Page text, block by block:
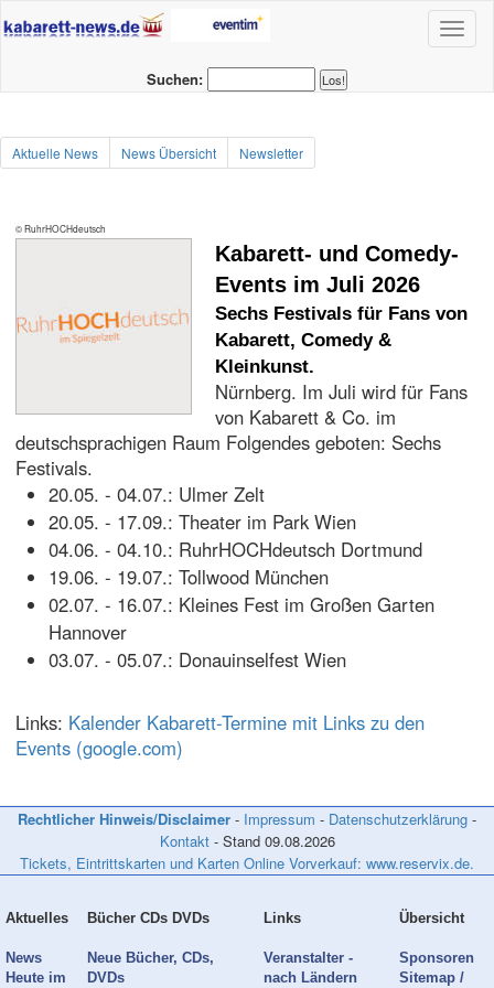
Suchen:
Aktuelle News News Übersicht Newsletter
© RuhrHOCHdeutsch
Kabarett- und Comedy-
Events im Juli 2026
Sechs Festivals für Fans von
Kabarett, Comedy &
Kleinkunst.
Nürnberg. Im Juli wird für Fans
von Kabarett & Co. im
deutschsprachigen Raum Folgendes geboten: Sechs
Festivals.
20.05. - 04.07.: Ulmer Zelt
20.05. - 17.09.: Theater im Park Wien
04.06. - 04.10.: RuhrHOCHdeutsch Dortmund
19.06. - 19.07.: Tollwood München
02.07. - 16.07.: Kleines Fest im Großen Garten
Hannover
03.07. - 05.07.: Donauinselfest Wien
Links: Kalender Kabarett-Termine mit Links zu den
Events (google.com)
Rechtlicher Hinweis/Disclaimer - Impressum - Datenschutzerklärung -
Kontakt- Stand 09.08.2026
Tickets, Eintrittskarten und Karten Online Vorverkauf: www.reservix.de.
Aktuelles
News
Heute im
Bücher CDs DVDs
Neue Bücher, CDs,
DVDs
Links
Veranstalter -
nach Ländern
Übersicht
Sponsoren
Sitemap /